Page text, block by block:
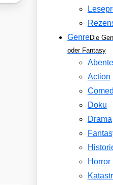
GenreDie
oder Fantasy
Action
Doku
Drama
Horror